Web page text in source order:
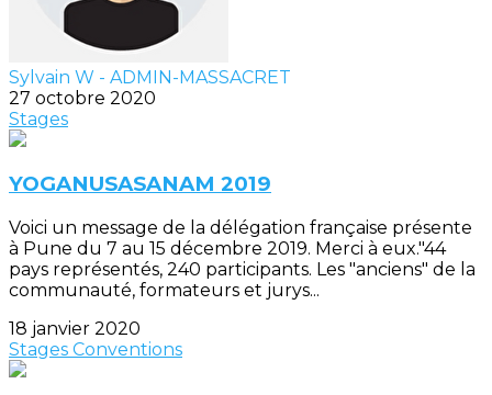
Sylvain W - ADMIN-MASSACRET
27 octobre 2020
Stages
YOGANUSASANAM 2019
Voici un message de la délégation française présente
à Pune du 7 au 15 décembre 2019. Merci à eux."44
pays représentés, 240 participants. Les "anciens" de la
communauté, formateurs et jurys...
18 janvier 2020
Stages Conventions